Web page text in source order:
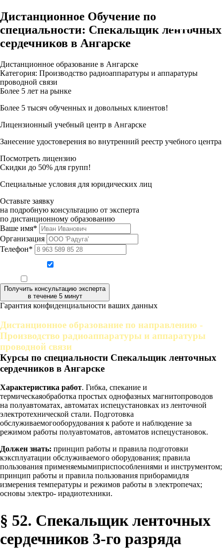
Дистанционное Обучение по
специальности: Спекальщик ленточных
сердечников в Ангарске
Дистанционное образование в Ангарске
Категория: Производство радиоаппаратуры и аппаратуры
проводной связи
Более 5 лет на рынке
Более 5 тысяч обученных и довольных клиентов!
Лицензионный учебный центр в Ангарске
Занесение удостоверения во внутренний реестр учебного центра
Посмотреть лицензию
Скидки до 50% для групп!
Специальные условия для юридических лиц
Оставьте заявку
на подробную консультацию от эксперта
по дистанционному образованию
Ваше имя*
Организация
Телефон*
Получить консультацию эксперта
в течение 5 минут
Гарантия конфиденциальности ваших данных
Дистанционное образование по направлению -
Производство радиоаппаратуры и аппаратуры
проводной связи
Курсы по специальности Спекальщик ленточных
сердечников в Ангарске
Характеристика работ. Гибка, спекание и
термическаяобработка простых однофазных магнитопроводов
на полуавтоматах, автоматах испецустановках из ленточной
электротехнической стали. Подготовка
обслуживаемогооборудования к работе и наблюдение за
режимом работы полуавтоматов, автоматов испецустановок.
Должен знать: принцип работы и правила подготовки
кэксплуатации обслуживаемого оборудования; правила
пользования применяемымиприспособлениями и инструментом;
принцип работы и правила пользования приборамидля
измерения температуры и режимов работы в электропечах;
основы электро- ирадиотехники.
§ 52. Спекальщик ленточных
сердечников 3-го разряда